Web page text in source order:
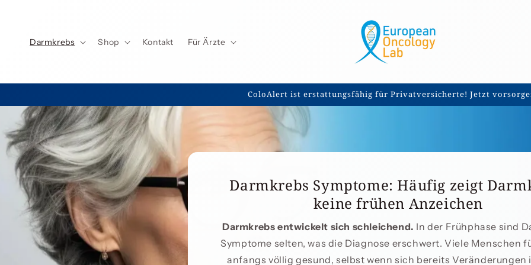
Darmkrebs Shop Kontakt Für Ärzte
/
i
ColoAlert ist erstattungsfähig für Privatversicherte! Jetzt
Darmkrebs Symptome: Häufig zeigt
keine frühen Anzeichen
Darmkrebs entwickelt sich schleichend. In der Frühphase sind
Symptome selten, was die Diagnose erschwert. Viele Menschen
anfangs völlig gesund, selbst wenn sich bereits Veränderungen